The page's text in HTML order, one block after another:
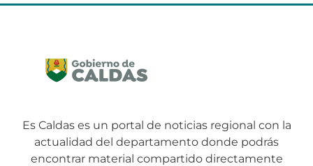
Es Caldas es un portal de noticias regional con la
actualidad del departamento donde podrás
encontrar material compartido directamente